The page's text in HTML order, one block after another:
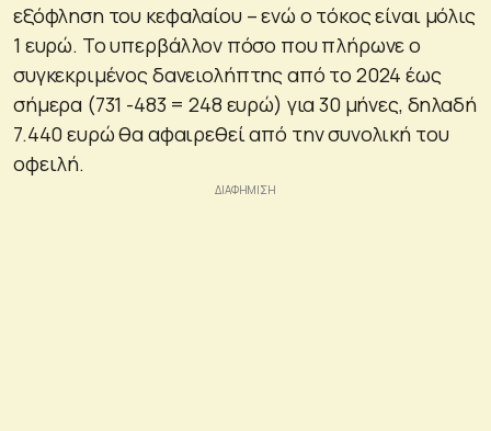
εξόφληση του κεφαλαίου – ενώ ο τόκος είναι μόλις
1 ευρώ. Το υπερβάλλον πόσο που πλήρωνε ο
συγκεκριμένος δανειολήπτης από το 2024 έως
σήμερα (731 -483 = 248 ευρώ) για 30 μήνες, δηλαδή
7.440 ευρώ θα αφαιρεθεί από την συνολική του
οφειλή.